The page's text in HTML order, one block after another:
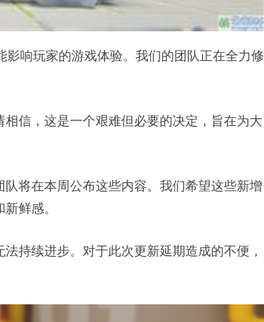
响玩家的游戏体验。我们的团队正在全力修
信，这是一个艰难但必要的决定，旨在为大
将在本周公布这些内容。我们希望这些新增
鲜感。
持续进步。对于此次更新延期造成的不便，